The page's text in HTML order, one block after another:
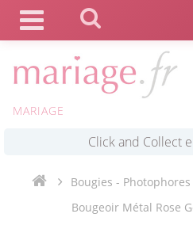
MARIAGE
Click and Collect
Bougies - Photophores
Bougeoir Métal Rose
Panneau de gestion des cookies